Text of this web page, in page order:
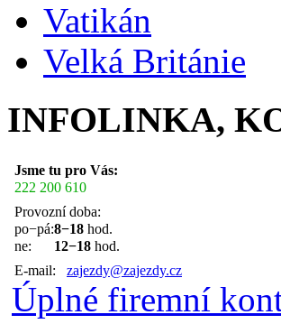
Vatikán
Velká Británie
INFOLINKA,
Jsme tu pro Vás:
222 200 610
Provozní doba:
po−pá:8−18 hod.
ne:
12−18 hod.
E-mail: zajezdy@zajezdy.cz
Úplné firemní